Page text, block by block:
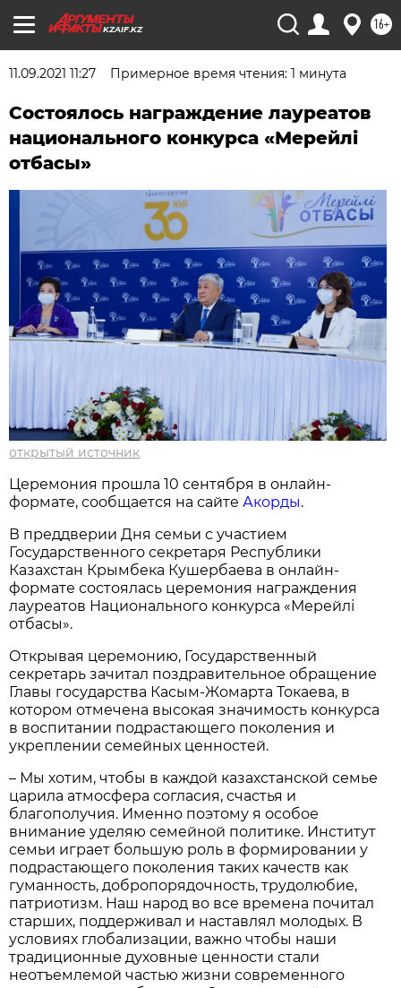
KZAIF.KZ 16+
11.09.2021 11:27 Примерное время чтения: 1 минута
Состоялось награждение лауреатов
национального конкурса «Мерейлі
отбасы»
открытый источник
Церемония прошла 10 сентября в онлайн-
формате, сообщается на сайтеАкорды.
В преддверии Дня семьи с участием
Государственного секретаря Республики
Казахстан Крымбека Кушербаева в онлайн-
формате состоялась церемония награждения
лауреатов Национального конкурса «Мерейлі
отбасы».
Открывая церемонию, Государственный
секретарь зачитал поздравительное обращение
Главы государства Касым-Жомарта Токаева, в
котором отмечена высокая значимость конкурса
в воспитании подрастающего поколения и
укреплении семейных ценностей.
– Мы хотим, чтобы в каждой казахстанской семье
царила атмосфера согласия, счастья и
благополучия. Именно поэтому я особое
внимание уделяю семейной политике. Институт
семьи играет большую роль в формировании у
подрастающего поколения таких качеств как
гуманность, добропорядочность, трудолюбие,
патриотизм. Наш народ во все времена почитал
старших, поддерживал и наставлял молодых. В
условиях глобализации, важно чтобы наши
традиционные духовные ценности стали
неотъемлемой частью жизни современного